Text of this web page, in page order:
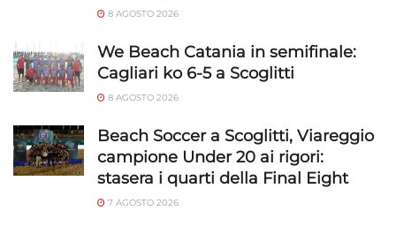
8 AGOSTO 2026
We Beach Catania in semifinale:
Cagliari ko 6-5 a Scoglitti
8 AGOSTO 2026
Beach Soccer a Scoglitti, Viareggio
campione Under 20 ai rigori:
stasera i quarti della Final Eight
7 AGOSTO 2026